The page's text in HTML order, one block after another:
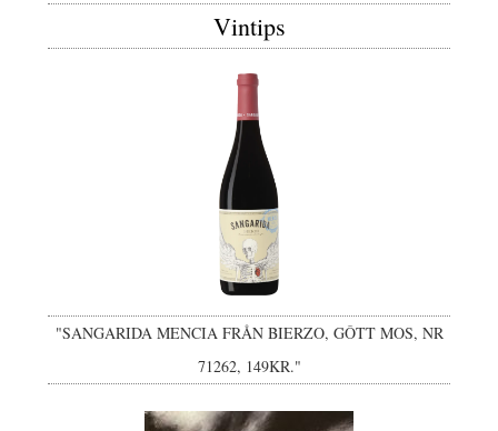
Vintips
"SANGARIDA MENCIA FRÅN BIERZO, GÔTT MOS, NR
71262, 149KR."